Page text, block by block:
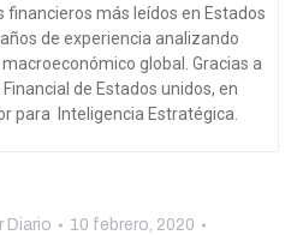
financieros más leídos en Estados
de experiencia analizando
global. Gracias a
de Estados unidos, en
para Inteligencia Estratégica.
Diario
10 febrero, 2020